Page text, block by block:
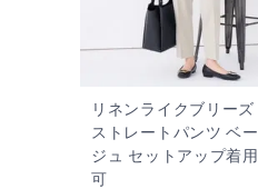
リネンライクブリーズ
ストレートパンツ ベー
ジュ セットアップ着用
可